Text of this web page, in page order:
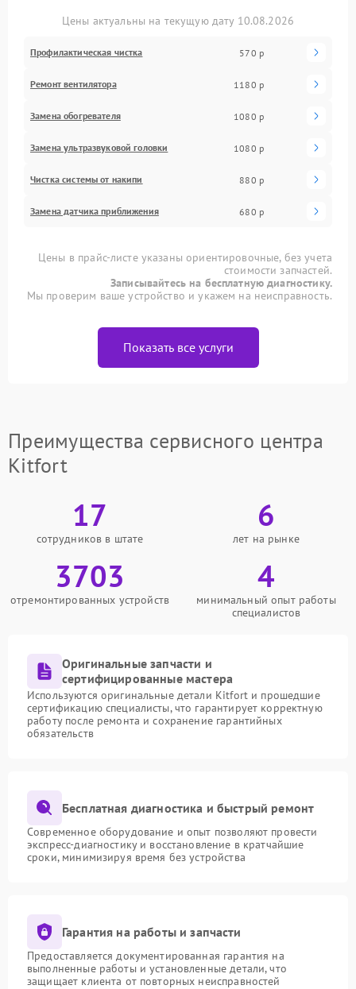
Цены актуальны на текущую дату 10.08.2026
Профилактическая чистка 570 р
Ремонт вентилятора 1180 р
Замена обогревателя 1080 р
Замена ультразвуковой головки 1080 р
Чистка системы от накипи 880 р
Замена датчика приближения 680 р
Цены в прайс-листе указаны ориентировочные, без учета
стоимости запчастей.
Записывайтесь на бесплатную диагностику.
Мы проверим ваше устройство и укажем на неисправность.
Показать все услуги
Преимущества сервисного центра
Kitfort
17
сотрудников в штате
6
лет на рынке
3703
отремонтированных устройств
4
минимальный опыт работы
специалистов
Оригинальные запчасти и
сертифицированные мастера
Используются оригинальные детали Kitfort и прошедшие
сертификацию специалисты, что гарантирует корректную
работу после ремонта и сохранение гарантийных
обязательств
Бесплатная диагностика и быстрый ремонт
Современное оборудование и опыт позволяют провести
экспресс-диагностику и восстановление в кратчайшие
сроки, минимизируя время без устройства
Гарантия на работы и запчасти
Предоставляется документированная гарантия на
выполненные работы и установленные детали, что
защищает клиента от повторных неисправностей